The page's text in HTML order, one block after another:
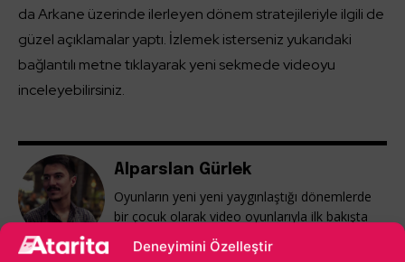
Deneyimini Özelleştir
da Arkane üzerinde ilerleyen dönem stratejileriyle ilgili de
güzel açıklamalar yaptı. İzlemek isterseniz yukarıdaki
bağlantılı metne tıklayarak yeni sekmede videoyu
inceleyebilirsiniz.
Alparslan Gürlek
Oyunların yeni yeni yaygınlaştığı dönemlerde
bir çocuk olarak video oyunlarıyla ilk bakışta
aşk yaşadım. Age of Empires II ile başlayan
yolculuk, kendi oyunumu yapmaya kadar